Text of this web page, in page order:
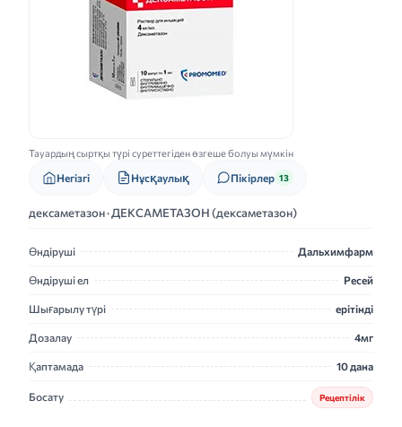
Тауардың сыртқы түрі суреттегіден өзгеше болуы мүмкін
Негізгі Нұсқаулық Пікірлер 13
дексаметазон · ДЕКСАМЕТАЗОН (дексаметазон)
Өндіруші Дальхимфарм
Өндіруші ел Ресей
Шығарылу түрі ерітінді
Дозалау 4мг
Қаптамада 10 дана
Босату Рецептілік